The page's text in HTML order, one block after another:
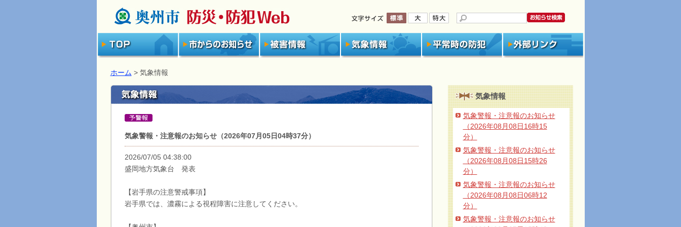
ホーム > 気象情報
気象警報・注意報のお知らせ（2026年07月05日04時37分）
2026/07/05 04:38:00
盛岡地方気象台 発表
【岩手県の注意警戒事項】
岩手県では、濃霧による視程障害に注意してください。
気象情報
気象警報・注意報のお知らせ
（2026年08月08日16時15
分）
気象警報・注意報のお知らせ
（2026年08月08日15時26
分）
気象警報・注意報のお知らせ
（2026年08月08日06時12
分）
気象警報・注意報のお知らせ